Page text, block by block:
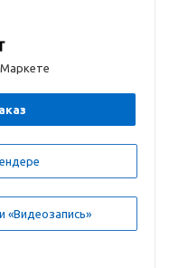
Маркете
«Видеозапись»